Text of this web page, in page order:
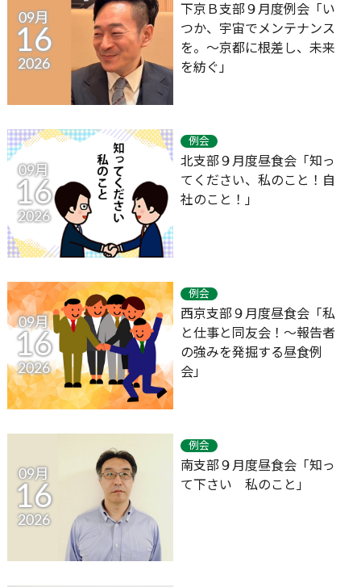
09月
16
2026
下京Ｂ支部９月度例会「い
つか、宇宙でメンテナンス
を。～京都に根差し、未来
を紡ぐ」
09月
16
2026
例会
北支部９月度昼食会「知っ
てください、私のこと！自
社のこと！」
09月
16
2026
例会
西京支部９月度昼食会「私
と仕事と同友会！～報告者
の強みを発掘する昼食例
会」
09月
16
2026
例会
南支部９月度昼食会「知っ
て下さい 私のこと」